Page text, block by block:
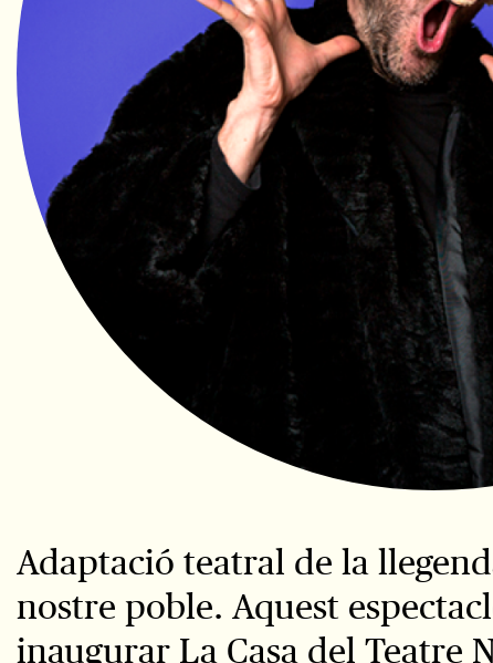
Adaptació teatral de la
nostre poble. Aquest
inaugurar La Casa del Teatre